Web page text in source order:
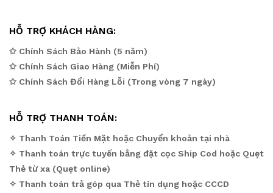
HỖ TRỢ KHÁCH HÀNG:
✩ Chính Sách Bảo Hành (5 năm)
✩ Chính Sách Giao Hàng (Miễn Phí)
✩ Chính Sách Đổi Hàng Lỗi (Trong vòng 7 ngày)
HỖ TRỢ THANH TOÁN:
✧ Thanh Toán Tiền Mặt hoặc Chuyển khoản tại nhà
✧ Thanh toán trực tuyến bằng đặt cọc Ship Cod hoặc Quẹt
Thẻ từ xa (Quẹt online)
✧ Thanh toán trả góp qua Thẻ tín dụng hoặc CCCD